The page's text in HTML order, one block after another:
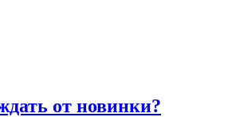
от новинки?